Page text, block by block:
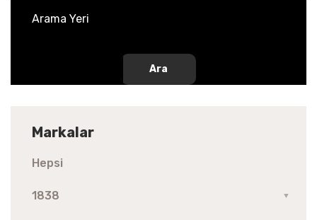
Ara
Markalar
Hepsi
1838 ▼